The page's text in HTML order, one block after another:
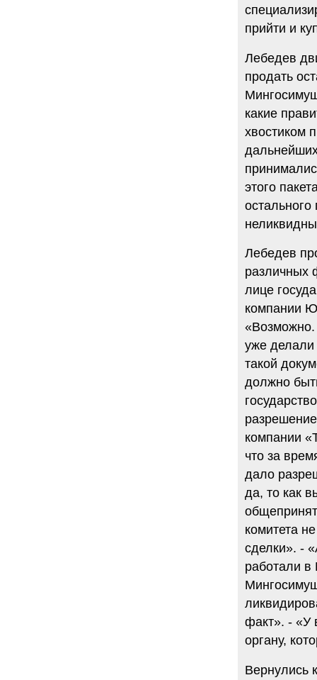
прийти и
Лебедев
продать
какие
хвостиком
этого
Лебедев
различных
лице
компании
уже делали
такой
должно
компании
что за
дало
да, то как
комитета
сделки». -
работали в
факт». - «У
органу,
Вернулись